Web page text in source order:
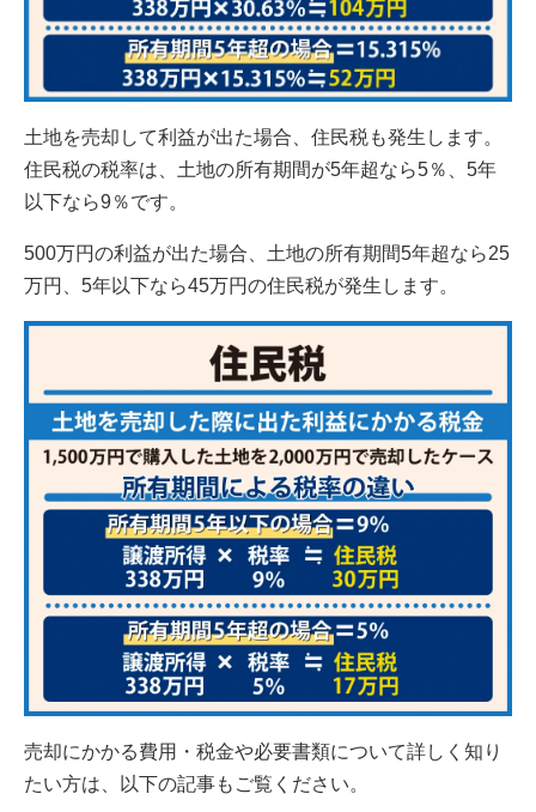
土地を売却して利益が出た場合、住民税も発生します。
住民税の税率は、土地の所有期間が5年超なら5％、5年
以下なら9％です。
500万円の利益が出た場合、土地の所有期間5年超なら25
万円、5年以下なら45万円の住民税が発生します。
売却にかかる費用・税金や必要書類について詳しく知り
たい方は、以下の記事もご覧ください。